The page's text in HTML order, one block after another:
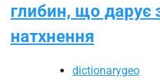
глибин, що дарує
натхнення
dictionarygeo